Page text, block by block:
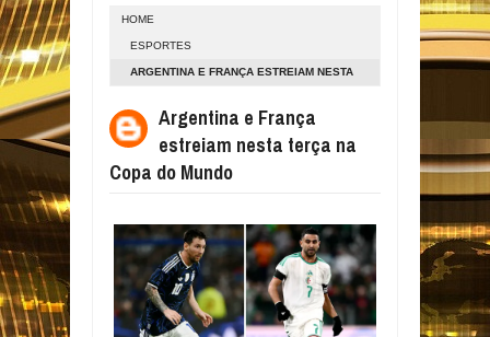
HOME
ESPORTES
ARGENTINA E FRANÇA ESTREIAM NESTA
Argentina e França
estreiam nesta terça na
Copa do Mundo